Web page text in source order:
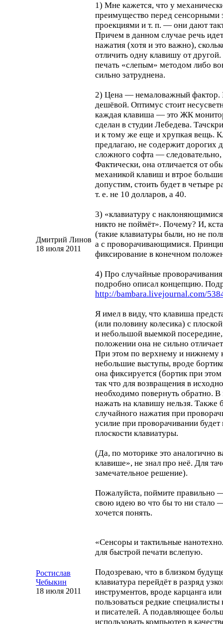
Дмитрий Линов
18 июля 2011
1) Мне кажется, что у
преимущество перед сенсорными
проекциями и т. п. — они дают
Причем в данном случае речь
нажатия (хотя и это важно),
отличить одну клавишу от другой.
печать «слепым» методом либо
сильно затруднена.
2) Цена — немаловажный фактор.
дешёвой. Оптимус стоит
каждая клавиша — это ЖК
сделан в студии Лебедева.
и к тому же еще и хрупкая вещь.
предлагаю, не содержит дорогих
сложного софта —
Фактически, она отличается от
механикой клавиш и втрое
допустим, стоить будет в четыре
т. е. не 10 долларов, а 40.
3) «клавиатуру с
никто не поймёт». Почему? И,
(такие клавиатуры были, но не
а с проворачивающимися.
фиксирование в конечном
4) Про случайные
подробно описал концепцию.
http://bambara.livejournal.com/
Я имел в виду, что клавиша
(или половину колесика) с
и небольшой выемкой
положении она не сильно
При этом по верхнему и
небольшие выступы, вроде
она фиксируется (бортик при
так что для возвращения в
необходимо повернуть обратно.
нажать на клавишу нельзя. Также
случайного нажатия при
усилие при проворачивании
плоскости клавиатуры.
(Да, по моторике это аналогично
клавише», не знал про неё. Для
замечательное решение).
Пожалуйста, поймите правильно
свою идею во что бы то ни стало
хочется понять.
Ростислав
Чебыкин
18 июля 2011
«Сенсоры и тактильные
для быстрой печати вслепую.
Подозреваю, что в близком
клавиатура перейдёт в разряд
инструментов, вроде карцанга
пользоваться редкие
и писателей. А подавляющее
использовать компьютер в